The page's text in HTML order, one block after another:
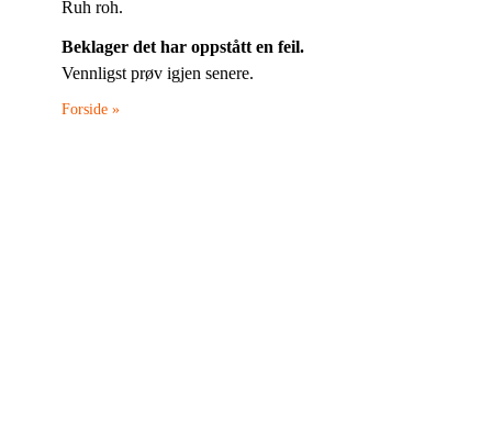
Ruh roh.
Beklager det har oppstått en feil.
Vennligst prøv igjen senere.
Forside »